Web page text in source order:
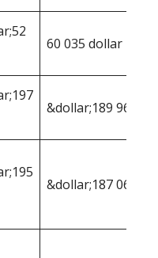
60 035 dollar
&dollar;189 965
&dollar;187 065